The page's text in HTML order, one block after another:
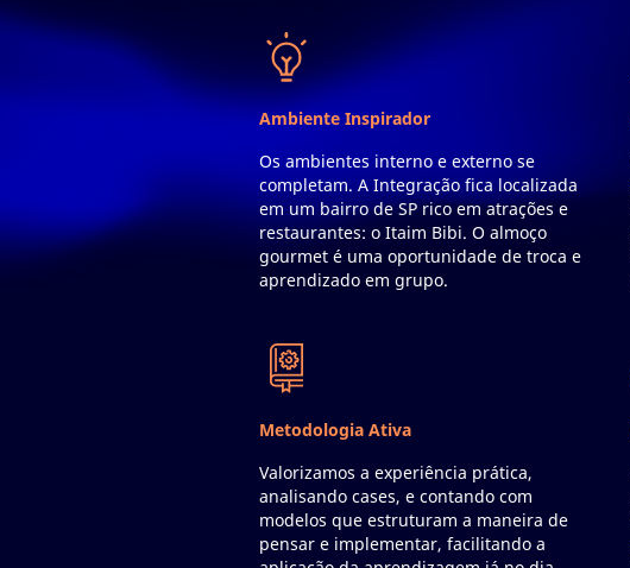
Ambiente Inspirador
Os ambientes interno e externo se
completam. A Integração fica localizada
em um bairro de SP rico em atrações e
restaurantes: o Itaim Bibi. O almoço
gourmet é uma oportunidade de troca e
aprendizado em grupo.
Metodologia Ativa
Valorizamos a experiência prática,
analisando cases, e contando com
modelos que estruturam a maneira de
pensar e implementar, facilitando a